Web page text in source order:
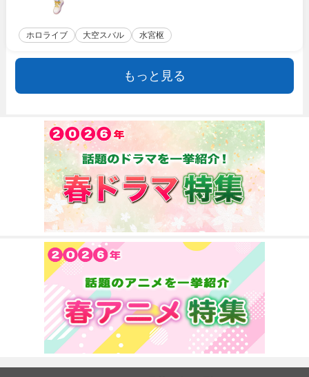
ホロライブ 大空スバル 水宮枢
もっと見る